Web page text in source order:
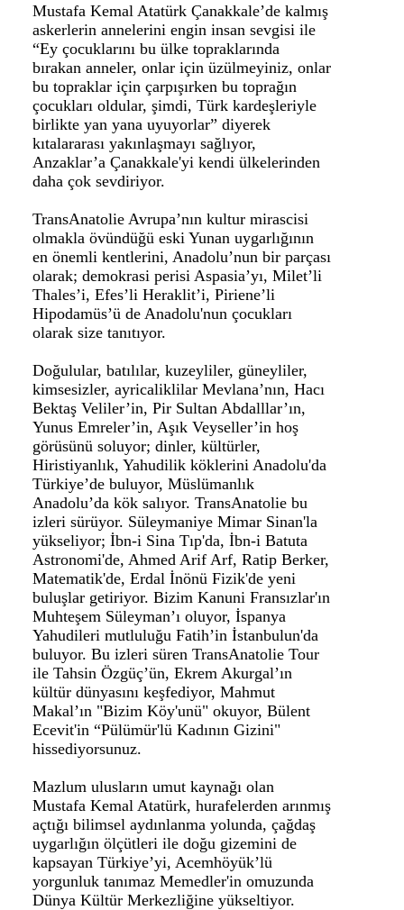
Mustafa Kemal Atatürk Çanakkale’de kalmış
askerlerin annelerini engin insan sevgisi ile
“Ey çocuklarını bu ülke topraklarında
bırakan anneler, onlar için üzülmeyiniz, onlar
bu topraklar için çarpışırken bu toprağın
çocukları oldular, şimdi, Türk kardeşleriyle
birlikte yan yana uyuyorlar” diyerek
kıtalararası yakınlaşmayı sağlıyor,
Anzaklar’a Çanakkale'yi kendi ülkelerinden
daha çok sevdiriyor.
TransAnatolie Avrupa’nın kultur mirascisi
olmakla övündüğü eski Yunan uygarlığının
en önemli kentlerini, Anadolu’nun bir parçası
olarak; demokrasi perisi Aspasia’yı, Milet’li
Thales’i, Efes’li Heraklit’i, Piriene’li
Hipodamüs’ü de Anadolu'nun çocukları
olarak size tanıtıyor.
Doğulular, batılılar, kuzeyliler, güneyliler,
kimsesizler, ayricaliklilar Mevlana’nın, Hacı
Bektaş Veliler’in, Pir Sultan Abdalllar’ın,
Yunus Emreler’in, Aşık Veyseller’in hoş
görüsünü soluyor; dinler, kültürler,
Hiristiyanlık, Yahudilik köklerini Anadolu'da
Türkiye’de buluyor, Müslümanlık
Anadolu’da kök salıyor. TransAnatolie bu
izleri sürüyor. Süleymaniye Mimar Sinan'la
yükseliyor; İbn-i Sina Tıp'da, İbn-i Batuta
Astronomi'de, Ahmed Arif Arf, Ratip Berker,
Matematik'de, Erdal İnönü Fizik'de yeni
buluşlar getiriyor. Bizim Kanuni Fransızlar'ın
Muhteşem Süleyman’ı oluyor, İspanya
Yahudileri mutluluğu Fatih’in İstanbulun'da
buluyor. Bu izleri süren TransAnatolie Tour
ile Tahsin Özgüç’ün, Ekrem Akurgal’ın
kültür dünyasını keşfediyor, Mahmut
Makal’ın "Bizim Köy'unü" okuyor, Bülent
Ecevit'in “Pülümür'lü Kadının Gizini"
hissediyorsunuz.
Mazlum ulusların umut kaynağı olan
Mustafa Kemal Atatürk, hurafelerden arınmış
açtığı bilimsel aydınlanma yolunda, çağdaş
uygarlığın ölçütleri ile doğu gizemini de
kapsayan Türkiye’yi, Acemhöyük’lü
yorgunluk tanımaz Memedler'in omuzunda
Dünya Kültür Merkezliğine yükseltiyor.